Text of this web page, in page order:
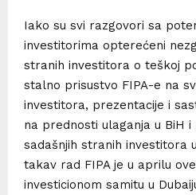
Iako su svi razgovori sa
investitorima opterećeni
stranih investitora o teškoj
stalno prisustvo FIPA-e na
investitora, prezentacije i
na prednosti ulaganja u BiH
sadašnjih stranih investitora
takav rad FIPA je u aprilu
investicionom samitu u